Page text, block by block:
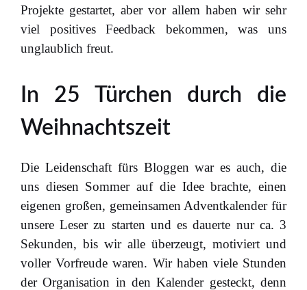
Projekte gestartet, aber vor allem haben wir sehr
viel positives Feedback bekommen, was uns
unglaublich freut.
In 25 Türchen durch die
Weihnachtszeit
Die Leidenschaft fürs Bloggen war es auch, die
uns diesen Sommer auf die Idee brachte, einen
eigenen großen, gemeinsamen Adventkalender für
unsere Leser zu starten und es dauerte nur ca. 3
Sekunden, bis wir alle überzeugt, motiviert und
voller Vorfreude waren. Wir haben viele Stunden
der Organisation in den Kalender gesteckt, denn